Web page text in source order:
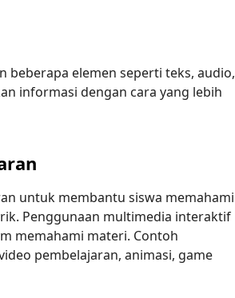
elemen seperti teks, audio,
informasi dengan cara yang lebih
untuk membantu siswa memahami
Penggunaan multimedia interaktif
memahami materi. Contoh
pembelajaran, animasi, game